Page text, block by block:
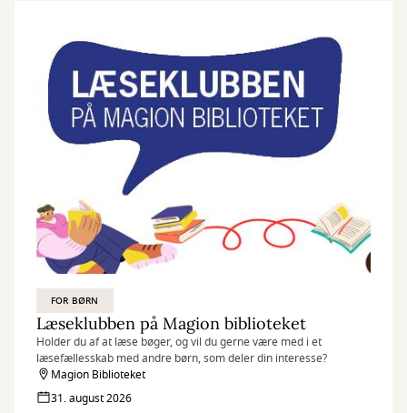
FOR BØRN
Læseklubben på Magion biblioteket
Holder du af at læse bøger, og vil du gerne være med i et
læsefællesskab med andre børn, som deler din interesse?
Magion Biblioteket
31. august 2026